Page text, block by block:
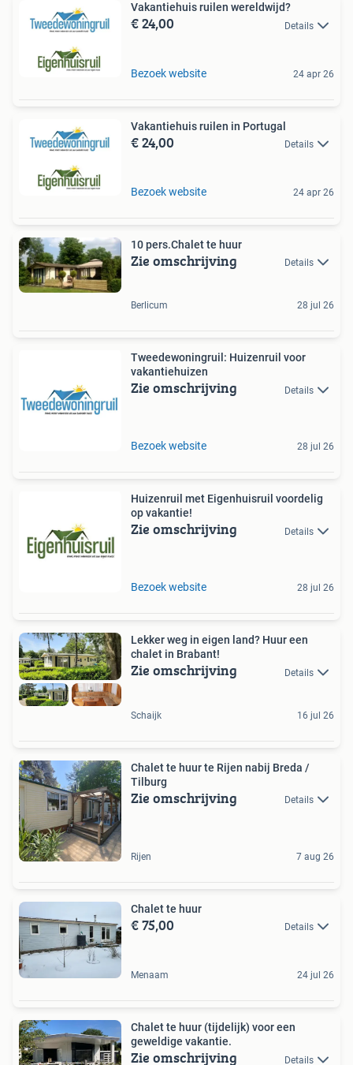
Vakantiehuis ruilen wereldwijd?
€ 24,00 Details
Bezoek website 24 apr 26
Vakantiehuis ruilen in Portugal
€ 24,00 Details
Bezoek website 24 apr 26
10 pers.Chalet te huur
Zie omschrijving Details
Berlicum 28 jul 26
Tweedewoningruil: Huizenruil voor
vakantiehuizen
Zie omschrijving Details
Bezoek website 28 jul 26
Huizenruil met Eigenhuisruil voordelig
op vakantie!
Zie omschrijving Details
Bezoek website 28 jul 26
Lekker weg in eigen land? Huur een
chalet in Brabant!
Zie omschrijving Details
Schaijk 16 jul 26
Chalet te huur te Rijen nabij Breda /
Tilburg
Zie omschrijving Details
Rijen 7 aug 26
Chalet te huur
€ 75,00 Details
Menaam 24 jul 26
Chalet te huur (tijdelijk) voor een
geweldige vakantie.
Zie omschrijving Details